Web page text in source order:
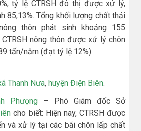
tỷ lệ CTRSH đô thị được xử lý,
85,13%. Tổng khối lượng chất thải
thôn phát sinh khoảng 155
nông thôn được xử lý chôn
tấn/năm (đạt tỷ lệ 12%).
Thanh Nưa, huyện Điện Biên.
Phượng – Phó Giám đốc Sở
cho biết: Hiện nay, CTRSH được
và xử lý tại các bãi chôn lấp chất